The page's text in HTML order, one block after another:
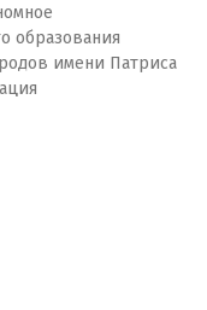
образования
имени Патриса